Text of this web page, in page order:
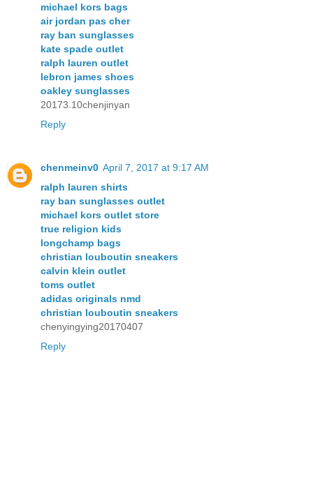
michael kors bags
air jordan pas cher
ray ban sunglasses
kate spade outlet
ralph lauren outlet
lebron james shoes
oakley sunglasses
20173.10chenjinyan
Reply
chenmeinv0 April 7, 2017 at 9:17 AM
ralph lauren shirts
ray ban sunglasses outlet
michael kors outlet store
true religion kids
longchamp bags
christian louboutin sneakers
calvin klein outlet
toms outlet
adidas originals nmd
christian louboutin sneakers
chenyingying20170407
Reply